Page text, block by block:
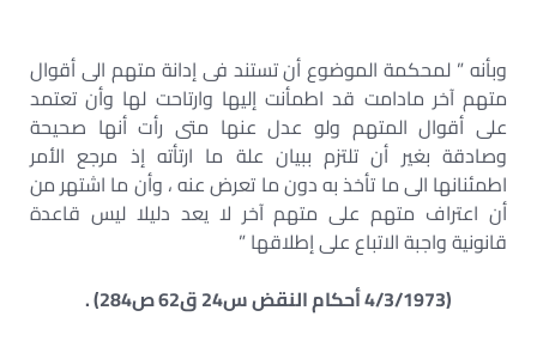
وبأنه ” لمحكمة الموضوع أن تستند فى إدانة متهم الى أقوال
متهم آخر مادامت قد اطمأنت إليها وارتاحت لها وأن تعتمد
على أقوال المتهم ولو عدل عنها متى رأت أنها صحيحة
وصادقة بغير أن تلتزم ببيان علة ما ارتأته إذ مرجع الأمر
اطمئنانها الى ما تأخذ به دون ما تعرض عنه ، وأن ما اشتهر من
أن اعتراف متهم على متهم آخر لا يعد دليلا ليس قاعدة
قانونية واجبة الاتباع على إطلاقها ”
(4/3/1973 أحكام النقض س24 ق62 ص284) .